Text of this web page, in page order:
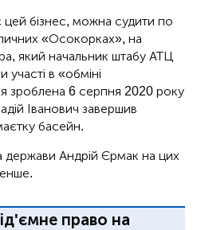
бізнес, можна судити по
«Осокорках», на
який начальник штабу АТЦ
в «обміні
зроблена 6 серпня 2020 року
Іванович завершив
басейн.
Андрій Єрмак на цих
право на